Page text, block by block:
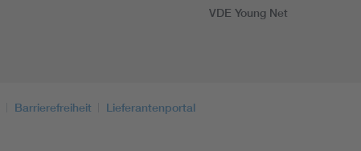
VDE Young Net
Barrierefreiheit
Lieferantenportal